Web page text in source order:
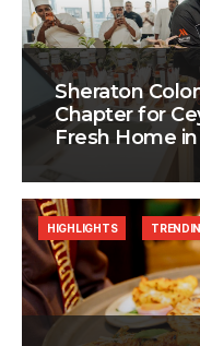
Sheraton
Chapter for
Fresh Home
HIGHLIGHTS